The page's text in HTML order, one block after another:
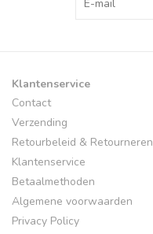
Klantenservice
Contact
Verzending
Retourbeleid & Retourneren
Klantenservice
Betaalmethoden
Algemene voorwaarden
Privacy Policy